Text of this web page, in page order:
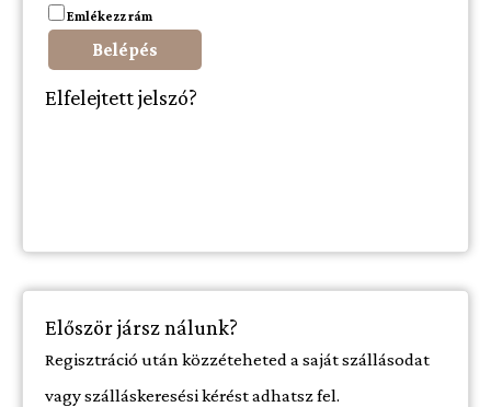
Emlékezz rám
Belépés
Elfelejtett jelszó?
Először jársz nálunk?
Regisztráció után közzéteheted a saját szállásodat
vagy szálláskeresési kérést adhatsz fel.